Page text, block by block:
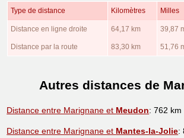
Type de distance Kilomètres Milles
Distance en ligne droite 64,17 km 39,87
Distance par la route 83,30 km 51,76
Autres distances de
Distance entre Marignane et Meudon: 762 km
Distance entre Marignane et Mantes-la-Jolie: